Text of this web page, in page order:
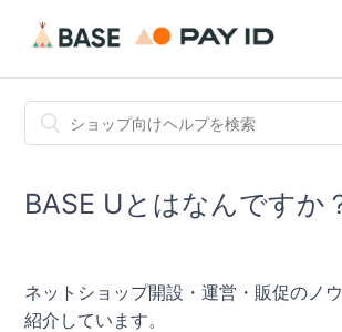
BASE Uとはなんですか
ネットショップ開設・運営・販促のノ
紹介しています。